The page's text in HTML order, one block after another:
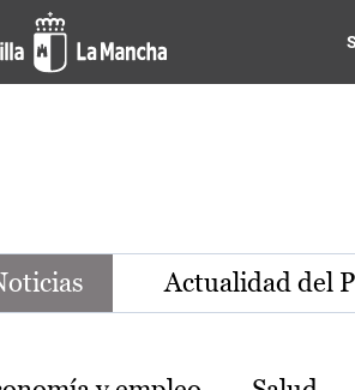
la región de
Actualidad del